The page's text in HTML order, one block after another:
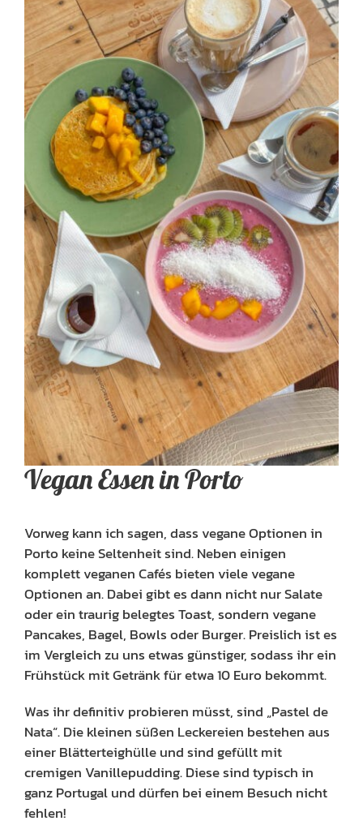
Vegan Essen in Porto
Vorweg kann ich sagen, dass vegane Optionen in
Porto keine Seltenheit sind. Neben einigen
komplett veganen Cafés bieten viele vegane
Optionen an. Dabei gibt es dann nicht nur Salate
oder ein traurig belegtes Toast, sondern vegane
Pancakes, Bagel, Bowls oder Burger. Preislich ist es
im Vergleich zu uns etwas günstiger, sodass ihr ein
Frühstück mit Getränk für etwa 10 Euro bekommt.
Was ihr definitiv probieren müsst, sind „Pastel de
Nata“. Die kleinen süßen Leckereien bestehen aus
einer Blätterteighülle und sind gefüllt mit
cremigen Vanillepudding. Diese sind typisch in
ganz Portugal und dürfen bei einem Besuch nicht
fehlen!